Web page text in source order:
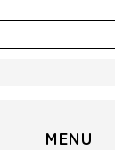
MENU